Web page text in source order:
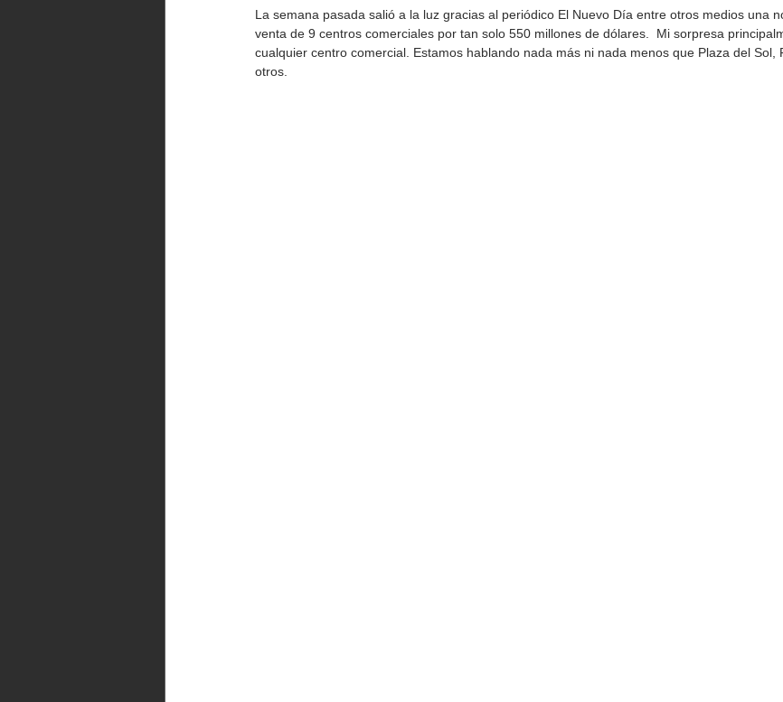
La semana pasada salió a la luz gracias al periódico El Nuevo Día entre otros medios una
venta de 9 centros comerciales por tan solo 550 millones de dólares.  Mi sorpresa
cualquier centro comercial. Estamos hablando nada más ni nada menos que Plaza del Sol,
otros.